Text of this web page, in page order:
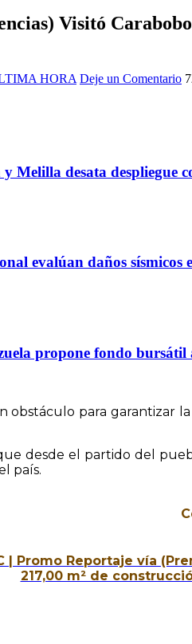
Visitó
HORA Deje un Comentario
Melilla desata
evalúan daños sísmicos
propone fondo bursátil
obstáculo para garantizar
desde el partido del
país.
Promo Reportaje vía
217,00 m² de